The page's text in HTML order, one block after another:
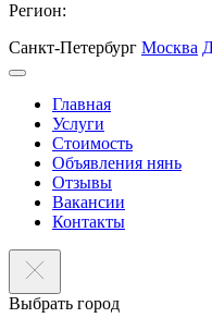
Регион:
Санкт-Петербург Москва
Главная
Услуги
Стоимость
Объявления нянь
Отзывы
Вакансии
Контакты
Выбрать город